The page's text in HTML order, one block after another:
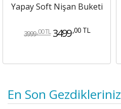
Yapay Soft Nişan Buketi
3999 ,00 TL 3499 ,00 TL
En Son Gezdikleriniz